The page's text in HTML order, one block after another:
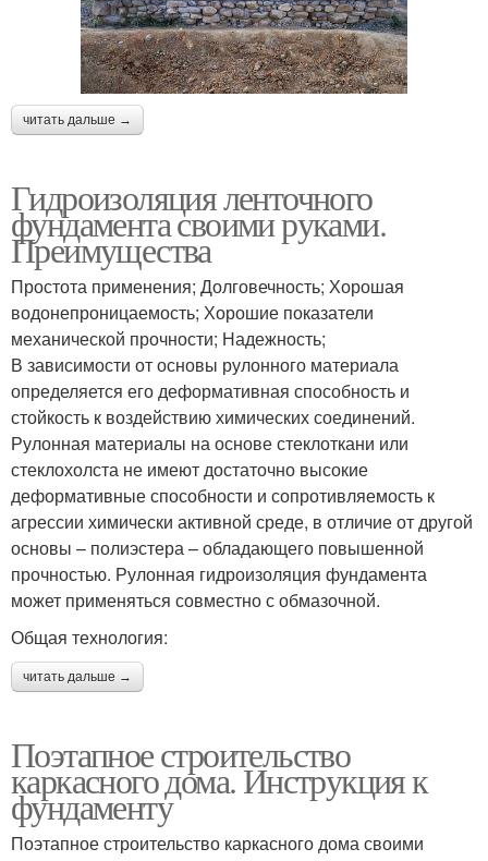
читать дальше →
Гидроизоляция ленточного
фундамента своими руками.
Преимущества
Простота применения; Долговечность; Хорошая
водонепроницаемость; Хорошие показатели
механической прочности; Надежность;
В зависимости от основы рулонного материала
определяется его деформативная способность и
стойкость к воздействию химических соединений.
Рулонная материалы на основе стеклоткани или
стеклохолста не имеют достаточно высокие
деформативные способности и сопротивляемость к
агрессии химически активной среде, в отличие от другой
основы – полиэстера – обладающего повышенной
прочностью. Рулонная гидроизоляция фундамента
может применяться совместно с обмазочной.
Общая технология:
читать дальше →
Поэтапное строительство
каркасного дома. Инструкция к
фундаменту
Поэтапное строительство каркасного дома своими